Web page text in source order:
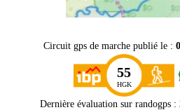
Circuit gps de marche publié le :
55
HGK
Dernière évaluation sur randogps :